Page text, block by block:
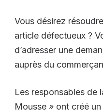
Vous désirez
article défectueux ?
d’adresser une
auprès du
Les responsables de
Mousse » ont créé